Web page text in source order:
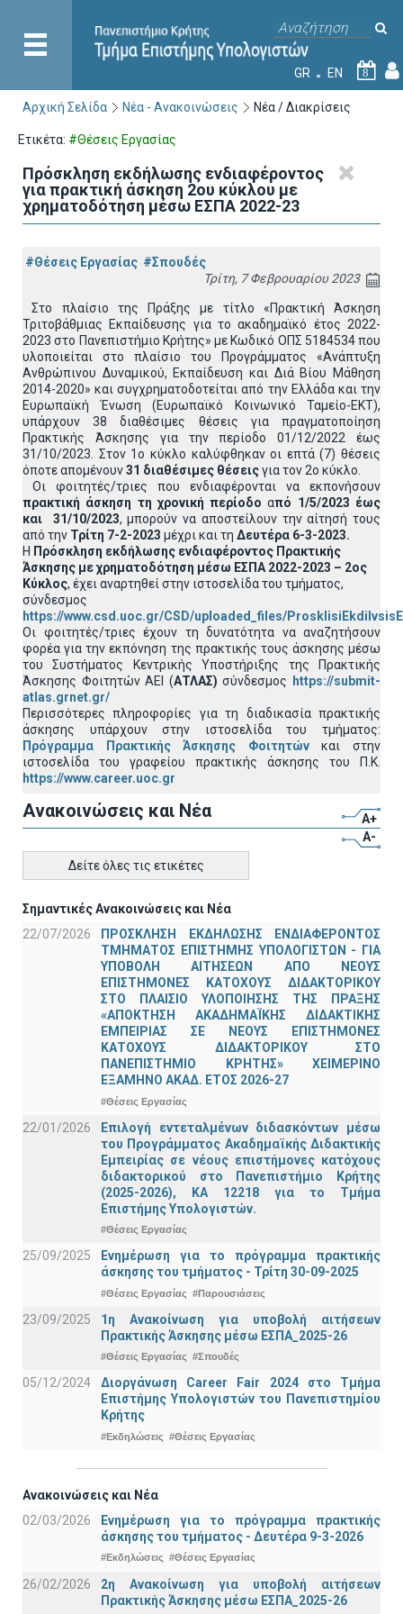
GR EN 8
Αρχική Σελίδα Νέα - Ανακοινώσεις Νέα / Διακρίσεις
Ετικέτα: #Θέσεις Εργασίας
Πρόσκληση εκδήλωσης ενδιαφέροντος
για πρακτική άσκηση 2ου κύκλου με
χρηματοδότηση μέσω ΕΣΠΑ 2022-23
#Θέσεις Εργασίας #Σπουδές
Τρίτη, 7 Φεβρουαρίου 2023
Στο πλαίσιο της Πράξης με τίτλο «Πρακτική Άσκηση
Τριτοβάθμιας Εκπαίδευσης για το ακαδημαϊκό έτος 2022-
2023 στο Πανεπιστήμιο Κρήτης» με Κωδικό ΟΠΣ 5184534 που
υλοποιείται στο πλαίσιο του Προγράμματος «Ανάπτυξη
Ανθρώπινου Δυναμικού, Εκπαίδευση και Διά Βίου Μάθηση
2014-2020» και συγχρηματοδοτείται από την Ελλάδα και την
Ευρωπαϊκή Ένωση (Ευρωπαϊκό Κοινωνικό Ταμείο-ΕΚΤ),
υπάρχουν 38 διαθέσιμες θέσεις για πραγματοποίηση
Πρακτικής Άσκησης για την περίοδο 01/12/2022 έως
31/10/2023. Στον 1ο κύκλο καλύφθηκαν οι επτά (7) θέσεις
όποτε απομένουν31 διαθέσιμες θέσειςγια τον 2ο κύκλο.
Οι φοιτητές/τριες που ενδιαφέρονται να εκπονήσουν
πρακτική άσκηση τη χρονική περίοδο από 1/5/2023 έως
και 31/10/2023, μπορούν να αποστείλουν την αίτησή τους
από την Τρίτη 7-2-2023 μέχρι και τη Δευτέρα 6-3-2023.
H Πρόσκληση εκδήλωσης ενδιαφέροντος Πρακτικής
Άσκησης με χρηματοδότηση μέσω ΕΣΠΑ 2022-2023 – 2ος
Κύκλος, έχει αναρτηθεί στην ιστοσελίδα του τμήματος,
σύνδεσμος
https://www.csd.uoc.gr/CSD/uploaded_files/
Οι φοιτητές/τριες έχουν τη δυνατότητα να αναζητήσουν
φορέα για την εκπόνηση της πρακτικής τους άσκησης μέσω
του Συστήματος Κεντρικής Υποστήριξης της Πρακτικής
Άσκησης Φοιτητών ΑΕΙ (ΑΤΛΑΣ) σύνδεσμος
https://submit-
atlas.grnet.gr/
Περισσότερες πληροφορίες για τη διαδικασία πρακτικής
άσκησης υπάρχουν στην ιστοσελίδα του τμήματος:
Πρόγραμμα Πρακτικής Άσκησης Φοιτητώνκαι στην
ιστοσελίδα του γραφείου πρακτικής άσκησης του Π.Κ.
https://www.career.uoc.gr
Ανακοινώσεις και Νέα
A+
A-
Δείτε όλες τις ετικέτες
Σημαντικές Ανακοινώσεις και Νέα
22/07/2026
ΠΡΟΣΚΛΗΣΗ ΕΚΔΗΛΩΣΗΣ ΕΝΔΙΑΦΕΡΟΝΤΟΣ
ΤΜΗΜΑΤΟΣ ΕΠΙΣΤΗΜΗΣ ΥΠΟΛΟΓΙΣΤΩΝ - ΓΙΑ
ΥΠΟΒΟΛΗ ΑΙΤΗΣΕΩΝ ΑΠΟ ΝΕΟΥΣ
ΕΠΙΣΤΗΜΟΝΕΣ ΚΑΤΟΧΟΥΣ ΔΙΔΑΚΤΟΡΙΚΟΥ
ΣΤΟ ΠΛΑΙΣΙΟ ΥΛΟΠΟΙΗΣΗΣ ΤΗΣ ΠΡΑΞΗΣ
«ΑΠΟΚΤΗΣΗ ΑΚΑΔΗΜΑΪΚΗΣ ΔΙΔΑΚΤΙΚΗΣ
ΕΜΠΕΙΡΙΑΣ ΣΕ ΝΕΟΥΣ ΕΠΙΣΤΗΜΟΝΕΣ
ΚΑΤΟΧΟΥΣ ΔΙΔΑΚΤΟΡΙΚΟΥ ΣΤΟ
ΠΑΝΕΠΙΣΤΗΜΙΟ ΚΡΗΤΗΣ» ΧΕΙΜΕΡΙΝΟ
ΕΞΑΜΗΝΟ ΑΚΑΔ. ΕΤΟΣ 2026-27
#Θέσεις Εργασίας
22/01/2026
Επιλογή εντεταλμένων διδασκόντων μέσω
του Προγράμματος Ακαδημαϊκής Διδακτικής
Εμπειρίας σε νέους επιστήμονες κατόχους
διδακτορικού στο Πανεπιστήμιο Κρήτης
(2025-2026), ΚΑ 12218 για το Τμήμα
Επιστήμης Υπολογιστών.
#Θέσεις Εργασίας
25/09/2025
Ενημέρωση για το πρόγραμμα πρακτικής
άσκησης του τμήματος - Τρίτη 30-09-2025
#Θέσεις Εργασίας #Παρουσιάσεις
23/09/2025
1η Ανακοίνωση για υποβολή αιτήσεων
Πρακτικής Άσκησης μέσω ΕΣΠΑ_2025-26
#Θέσεις Εργασίας #Σπουδές
05/12/2024
Διοργάνωση Career Fair 2024 στο Τμήμα
Επιστήμης Υπολογιστών του Πανεπιστημίου
Κρήτης
#Εκδηλώσεις #Θέσεις Εργασίας
Ανακοινώσεις και Νέα
02/03/2026
Ενημέρωση για το πρόγραμμα πρακτικής
άσκησης του τμήματος - Δευτέρα 9-3-2026
#Εκδηλώσεις #Θέσεις Εργασίας
26/02/2026
2η Ανακοίνωση για υποβολή αιτήσεων
Πρακτικής Άσκησης μέσω ΕΣΠΑ_2025-26